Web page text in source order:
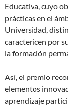
Educativa, cuyo
prácticas en el
Universidad,
caractericen por
la formación
Así, el premio
elementos
aprendizaje